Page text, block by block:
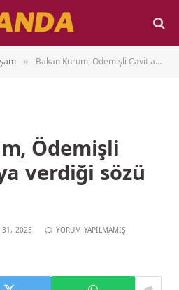
» Bakan Kurum, Ödemişli Cavit amcaya verdiği sözü tutu
Ödemişli
verdiği sözü
31, 2025 YORUM YAPILMAMIŞ